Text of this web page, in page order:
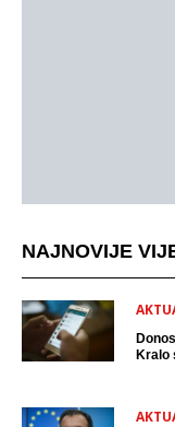
NAJNOVIJE
Kralo